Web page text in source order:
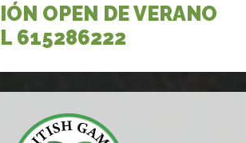
OPEN DE VERANO
615286222